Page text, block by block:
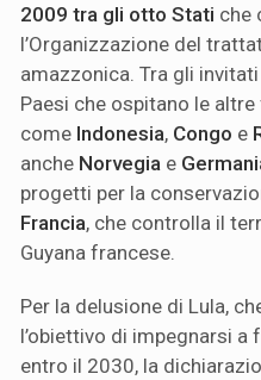
2009 tra gli otto Stati che
l’Organizzazione del
amazzonica. Tra gli
Paesi che ospitano le
come Indonesia, Congo e
anche Norvegia e
progetti per la
Francia, che controlla il
Guyana francese.
Per la delusione di Lula,
l’obiettivo di impegnarsi
entro il 2030, la